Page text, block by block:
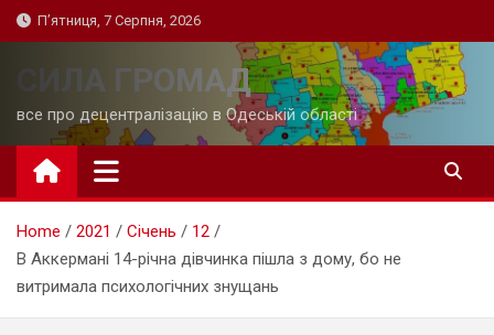
Skip
to
П’ятниця, 7 Серпня, 2026
СИЛА ГРОМАД
все про децентралізацію в Одеській області
Home 2021 Січень
12
В Аккермані 14-річна дівчинка пішла з дому, бо не
витримала психологічних знущань